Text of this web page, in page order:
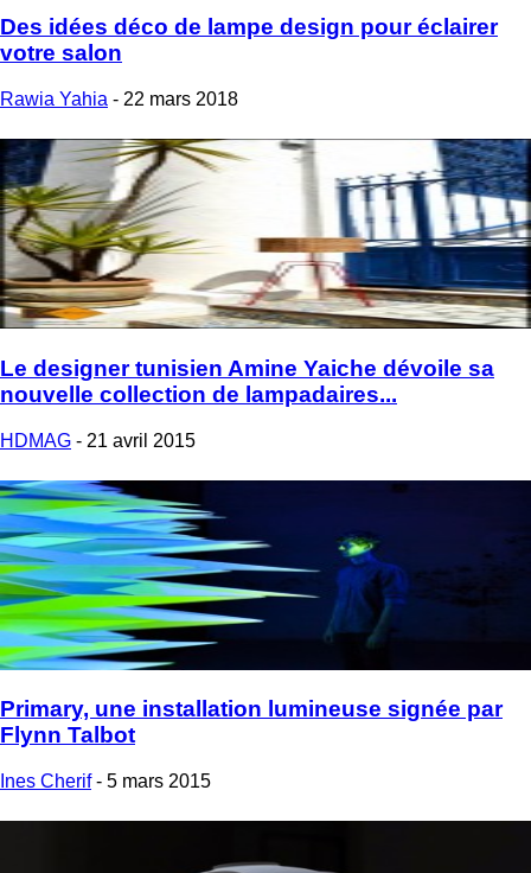
Des idées déco de lampe design pour éclairer
votre salon
Rawia Yahia - 22 mars 2018
Le designer tunisien Amine Yaiche dévoile sa
nouvelle collection de lampadaires...
HDMAG - 21 avril 2015
Primary, une installation lumineuse signée par
Flynn Talbot
Ines Cherif - 5 mars 2015